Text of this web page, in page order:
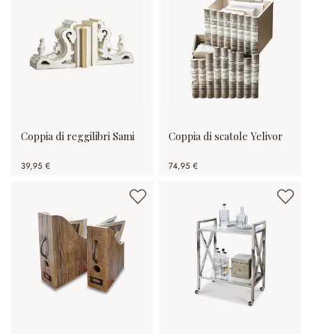
Coppia di reggilibri Sami
39,95 €
Coppia di scatole Yelivor
74,95 €